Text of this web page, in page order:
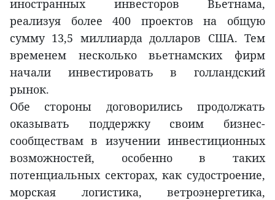
иностранных инвесторов Вьетнама,
реализуя более 400 проектов на общую
сумму 13,5 миллиарда долларов США. Тем
временем несколько вьетнамских фирм
начали инвестировать в голландский
рынок.
Обе стороны договорились продолжать
оказывать поддержку своим бизнес-
сообществам в изучении инвестиционных
возможностей, особенно в таких
потенциальных секторах, как судостроение,
морская логистика, ветроэнергетика,